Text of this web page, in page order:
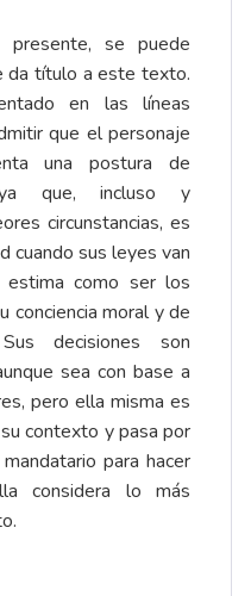
se puede
da título a este texto.
en las líneas
que el personaje
una postura de
ya que, incluso y
circunstancias, es
cuando sus leyes van
como ser los
conciencia moral y de
decisiones son
sea con base a
pero ella misma es
contexto y pasa por
para hacer
considera lo más